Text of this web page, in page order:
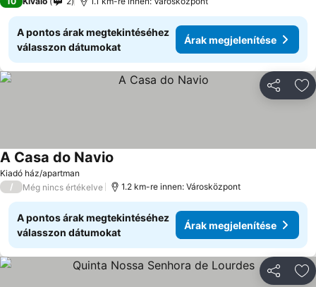
A pontos árak megtekintéséhez
válasszon dátumokat
Árak megjelenítése
Kiadó ház/apartman
A Casa do Navio
/ Még nincs értékelve 1.2 km-re innen: Városközpont
A pontos árak megtekintéséhez
válasszon dátumokat
Árak megjelenítése